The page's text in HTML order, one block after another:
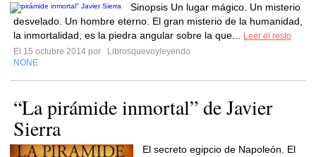
Sinopsis Un lugar mágico. Un misterio
desvelado. Un hombre eterno. El gran misterio de la humanidad,
la inmortalidad, es la piedra angular sobre la que...
Leer el resto
El 15 octubre 2014 por
Librosquevoyleyendo
NONE
“La pirámide inmortal” de Javier
Sierra
El secreto egipcio de Napoleón. El